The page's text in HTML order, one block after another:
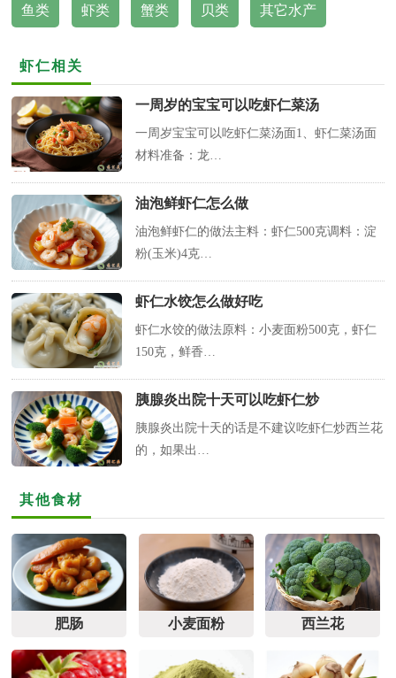
鱼类 虾类 蟹类 贝类 其它水产
虾仁相关
一周岁的宝宝可以吃虾仁菜汤
一周岁宝宝可以吃虾仁菜汤面1、虾仁菜汤面
材料准备：龙…
油泡鲜虾仁怎么做
油泡鲜虾仁的做法主料：虾仁500克调料：淀
粉(玉米)4克…
虾仁水饺怎么做好吃
虾仁水饺的做法原料：小麦面粉500克，虾仁
150克，鲜香…
胰腺炎出院十天可以吃虾仁炒
胰腺炎出院十天的话是不建议吃虾仁炒西兰花
的，如果出…
其他食材
肥肠 小麦面粉 西兰花